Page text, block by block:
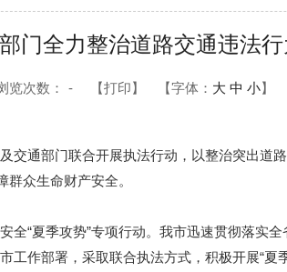
门全力整治道路交通违法行
览次数： - 【打印】 【字体： 大 中 小】
交通部门联合开展执法行动，以整治突出道
众生命财产安全。
“夏季攻势”专项行动。我市迅速贯彻落实
作部署，采取联合执法方式，积极开展“夏